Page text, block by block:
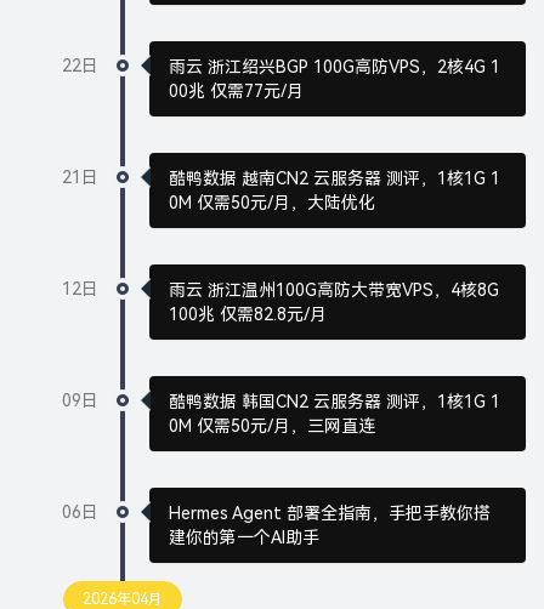
22日
雨云 浙江绍兴BGP 100G高防VPS，2核4G 1
00兆 仅需77元/月
21日
酷鸭数据 越南CN2 云服务器 测评，1核1G 1
0M 仅需50元/月，大陆优化
12日
雨云 浙江温州100G高防大带宽VPS，4核8G
100兆 仅需82.8元/月
09日
酷鸭数据 韩国CN2 云服务器 测评，1核1G 1
0M 仅需50元/月，三网直连
06日
Hermes Agent 部署全指南，手把手教你搭
建你的第一个AI助手
2026年04月